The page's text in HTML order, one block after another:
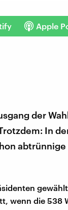
Apple
der
In
wenn die 538